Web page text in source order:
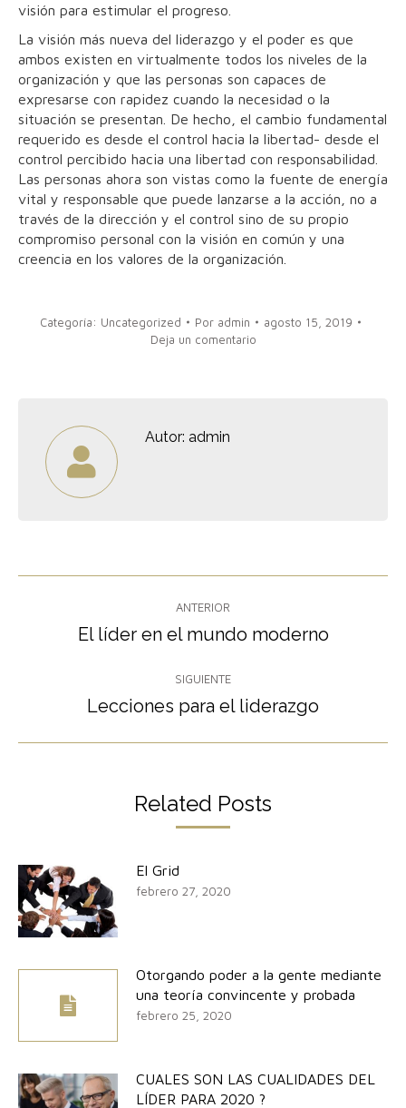
visión para estimular el progreso.
La visión más nueva del liderazgo y el poder es que
ambos existen en virtualmente todos los niveles de la
organización y que las personas son capaces de
expresarse con rapidez cuando la necesidad o la
situación se presentan. De hecho, el cambio fundamental
requerido es desde el control hacia la libertad- desde el
control percibido hacia una libertad con responsabilidad.
Las personas ahora son vistas como la fuente de energía
vital y responsable que puede lanzarse a la acción, no a
través de la dirección y el control sino de su propio
compromiso personal con la visión en común y una
creencia en los valores de la organización.
Categoría: Uncategorized Por admin
agosto 15, 2019
Deja un comentario
Autor: admin
Navegación
entre
publicaciones
ANTERIOR
Publicación
El líder en el mundo moderno
SIGUIENTE
Publicación
Lecciones para el liderazgo
Related Posts
El Grid
febrero 27, 2020
Otorgando poder a la gente mediante
una teoría convincente y probada
febrero 25, 2020
CUALES SON LAS CUALIDADES DEL
LÍDER PARA 2020 ?